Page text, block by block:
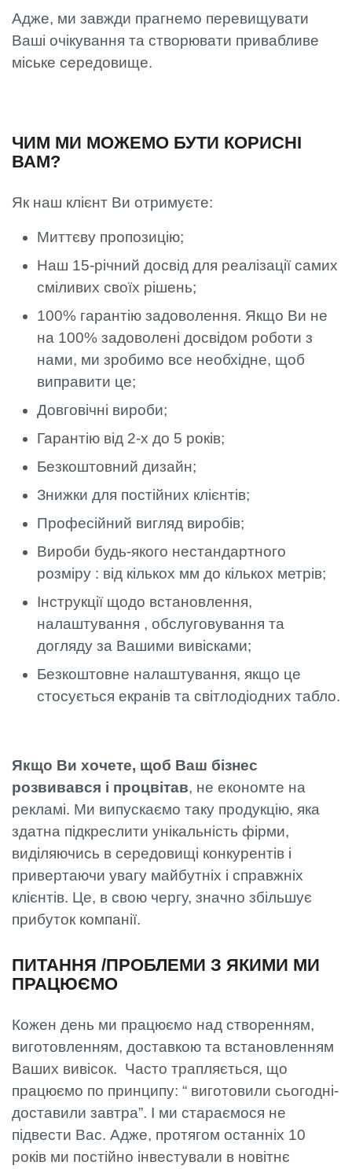
Адже, ми завжди прагнемо перевищувати
Ваші очікування та створювати привабливе
міське середовище.
ЧИМ МИ МОЖЕМО БУТИ КОРИСНІ
ВАМ?
Як наш клієнт Ви отримуєте:
Миттєву пропозицію;
Наш 15-річний досвід для реалізації самих
сміливих своїх рішень;
100% гарантію задоволення. Якщо Ви не
на 100% задоволені досвідом роботи з
нами, ми зробимо все необхідне, щоб
виправити це;
Довговічні вироби;
Гарантію від 2-х до 5 років;
Безкоштовний дизайн;
Знижки для постійних клієнтів;
Професійний вигляд виробів;
Вироби будь-якого нестандартного
розміру : від кількох мм до кількох метрів;
Інструкції щодо встановлення,
налаштування , обслуговування та
догляду за Вашими вивісками;
Безкоштовне налаштування, якщо це
стосується екранів та світлодіодних табло.
Якщо Ви хочете, щоб Ваш бізнес
розвивався і процвітав, не економте на
рекламі. Ми випускаємо таку продукцію, яка
здатна підкреслити унікальність фірми,
виділяючись в середовищі конкурентів і
привертаючи увагу майбутніх і справжніх
клієнтів. Це, в свою чергу, значно збільшує
прибуток компанії.
ПИТАННЯ /ПРОБЛЕМИ З ЯКИМИ МИ
ПРАЦЮЄМО
Кожен день ми працюємо над створенням,
виготовленням, доставкою та встановленням
Ваших вивісок. Часто трапляється, що
працюємо по принципу: “ виготовили сьогодні-
доставили завтра”. І ми стараємося не
підвести Вас. Адже, протягом останніх 10
років ми постійно інвестували в новітнє